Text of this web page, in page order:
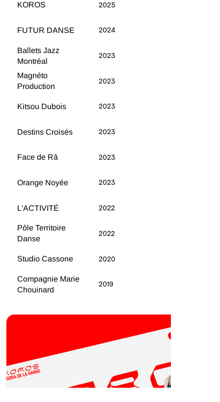
KOROS 2025
FUTUR DANSE 2024
Ballets Jazz
Montréal
2023
Magnéto
Production
2023
Kitsou Dubois 2023
Destins Croisés 2023
Face de Râ 2023
Orange Noyée 2023
L'ACTIVITÉ 2022
Pôle Territoire
Danse
2022
Studio Cassone 2020
Compagnie Marie
Chouinard
2019